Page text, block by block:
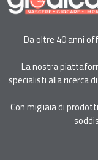
Da oltre 40 anni
La nostra
specialisti alla ricerca
Con migliaia di